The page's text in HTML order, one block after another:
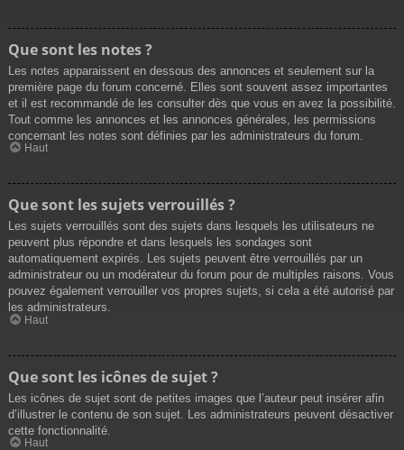
Que sont les notes ?
Les notes apparaissent en dessous des annonces et seulement sur la
première page du forum concerné. Elles sont souvent assez importantes
et il est recommandé de les consulter dès que vous en avez la possibilité.
Tout comme les annonces et les annonces générales, les permissions
concernant les notes sont définies par les administrateurs du forum.
Haut
Que sont les sujets verrouillés ?
Les sujets verrouillés sont des sujets dans lesquels les utilisateurs ne
peuvent plus répondre et dans lesquels les sondages sont
automatiquement expirés. Les sujets peuvent être verrouillés par un
administrateur ou un modérateur du forum pour de multiples raisons. Vous
pouvez également verrouiller vos propres sujets, si cela a été autorisé par
les administrateurs.
Haut
Que sont les icônes de sujet ?
Les icônes de sujet sont de petites images que l’auteur peut insérer afin
d’illustrer le contenu de son sujet. Les administrateurs peuvent désactiver
cette fonctionnalité.
Haut